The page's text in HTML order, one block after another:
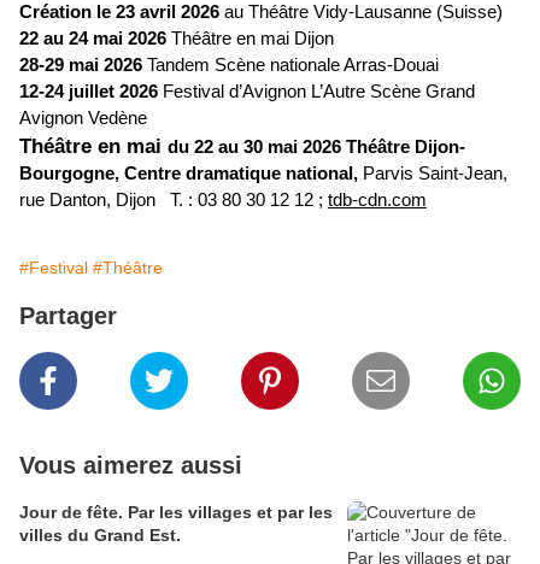
Création le 23 avril 2026 au Théâtre Vidy-Lausanne (Suisse)
22 au 24 mai 2026 Théâtre en mai Dijon
28-29 mai 2026 Tandem Scène nationale Arras-Douai
12-24 juillet 2026 Festival d’Avignon L’Autre Scène Grand
Avignon Vedène
Théâtre en mai du 22 au 30 mai 2026 Théâtre Dijon-
Bourgogne, Centre dramatique national, Parvis Saint-Jean,
rue Danton, Dijon T. : 03 80 30 12 12 ; tdb-cdn.com
#Festival #Théâtre
Partager
Vous aimerez aussi
Jour de fête. Par les villages et par les
villes du Grand Est.